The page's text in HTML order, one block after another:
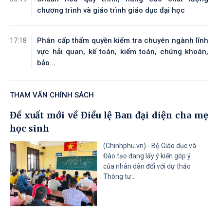
06/08/2026
thường kỳ tháng 7 năm 2026
chương trình và giáo trình giáo dục đại học
17:18
Phân cấp thẩm quyền kiểm tra chuyên ngành lĩnh
vực hải quan, kế toán, kiểm toán, chứng khoán,
bảo...
THAM VẤN CHÍNH SÁCH
Đề xuất mới về Điều lệ Ban đại diện cha mẹ
học sinh
(Chinhphu.vn) - Bộ Giáo dục và
Đào tạo đang lấy ý kiến góp ý
của nhân dân đối với dự thảo
Thông tư...